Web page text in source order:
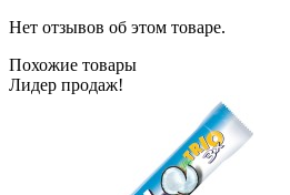
Нет отзывов об этом товаре.
Похожие товары
Лидер продаж!